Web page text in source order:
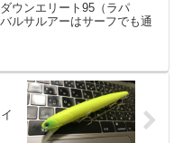
ダウンエリート95（ラパ
ルサルアーはサーフでも通